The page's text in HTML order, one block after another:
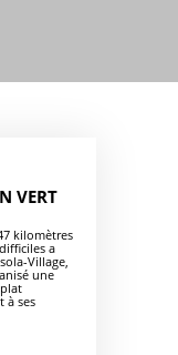
VERT
kilomètres
a
Village,
une
à ses